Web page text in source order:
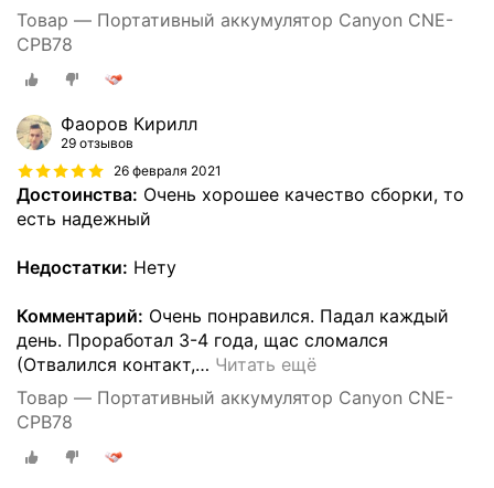
Товар — Портативный аккумулятор Canyon CNE-
CPB78
Фаоров Кирилл
29 отзывов
26 февраля 2021
Достоинства: Очень хорошее качество сборки, то
есть надежный
Недостатки: Нету
Комментарий: Очень понравился. Падал каждый
день. Проработал 3-4 года, щас сломался
(Отвалился контакт,… Читать ещё
Товар — Портативный аккумулятор Canyon CNE-
CPB78